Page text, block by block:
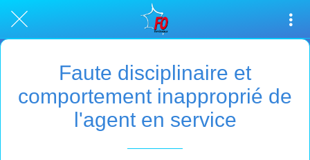
Faute disciplinaire et
comportement inapproprié de
l'agent en service